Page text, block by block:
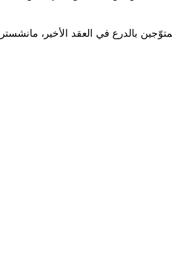
نقطتين فقط عن أكثر المتوّجين بالدرع في العقد الأخير، مانشستر